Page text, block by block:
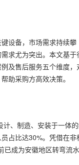
设备，市场需求持续攀
求尤为突出。本文基于
及售后服务五个维度，
助采购方高效决策。
、制造、安装于一体
占比达30%。凭借在非
已成为安徽地区转弯流